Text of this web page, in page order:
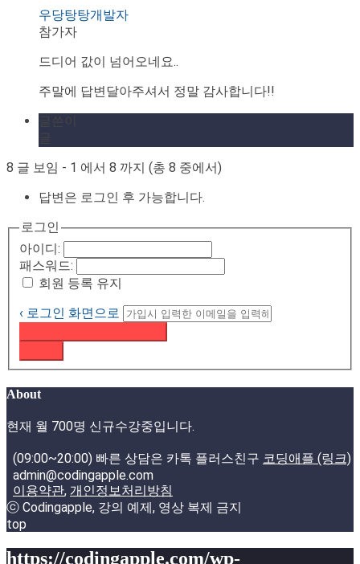
우당탕탕개발자
참가자
드디어 값이 넘어오네요..
주말에 답변달아주셔서 정말 감사합니다!!
8 글 보임 - 1 에서 8 까지 (총 8 중에서)
답변은 로그인 후 가능합니다.
로그인
아이디:
패스워드:
회원 등록 유지
‹ 로그인 화면으로
About
현재 월 700명 신규수강중입니다.
(09:00~20:00) 빠른 상담은 카톡 플러스친구 코딩애플 (링크)
admin@codingapple.com
이용약관, 개인정보처리방침
ⓒ Codingapple, 강의 예제, 영상 복제 금지
top
https://codingapple.com/wp-